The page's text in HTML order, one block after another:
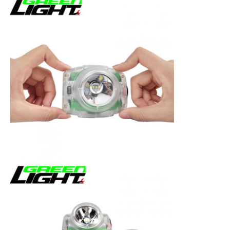
ভূগর্ভস্থ বেতার ক্যাপ ল্যাম্প
কয়লা খনির আলো
মাইনার্স হেড ল্যাম্প
শিল্প এলইডি স্ট্রিপ লাইট